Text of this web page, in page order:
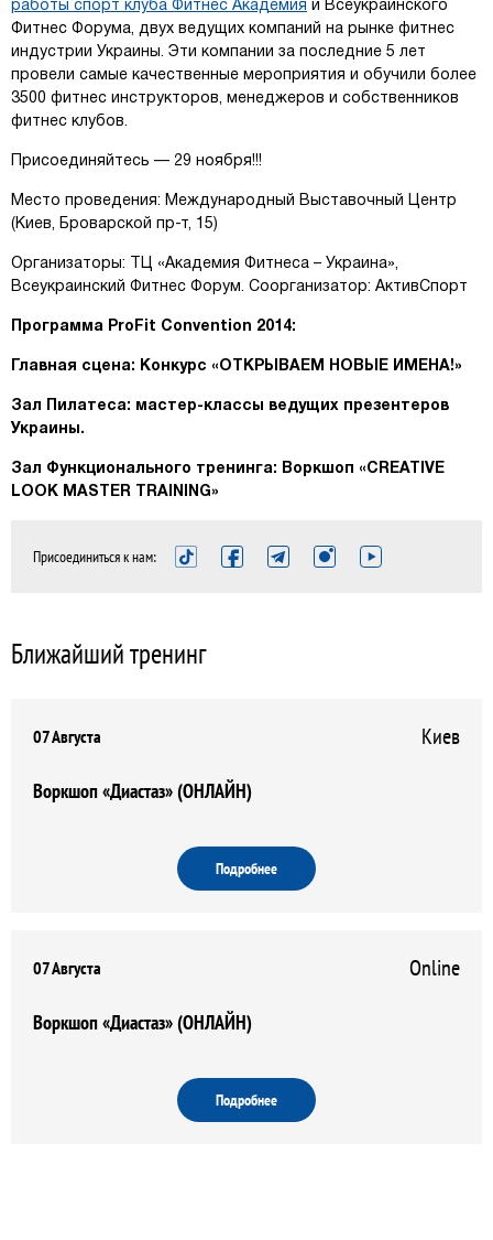
работы спорт клуба Фитнес Академия и Всеукраинского
Фитнес Форума, двух ведущих компаний на рынке фитнес
индустрии Украины. Эти компании за последние 5 лет
провели самые качественные мероприятия и обучили более
3500 фитнес инструкторов, менеджеров и собственников
фитнес клубов.
Присоединяйтесь — 29 ноября!!!
Место проведения: Международный Выставочный Центр
(Киев, Броварской пр-т, 15)
Организаторы: ТЦ «Академия Фитнеса – Украина»,
Всеукраинский Фитнес Форум. Соорганизатор: АктивСпорт
Программа ProFit Convention 2014:
Главная сцена: Конкурс «ОТКРЫВАЕМ НОВЫЕ ИМЕНА!»
Зал Пилатеса: мастер-классы ведущих презентеров
Украины.
Зал Функционального тренинга: Воркшоп «CREATIVE
LOOK MASTER TRAINING»
Присоединиться к нам:
Ближайший тренинг
07 Августа Киев
Воркшоп «Диастаз» (ОНЛАЙН)
Подробнее
07 Августа Online
Воркшоп «Диастаз» (ОНЛАЙН)
Подробнее